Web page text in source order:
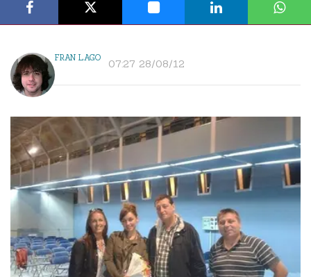
FRAN LAGO 07:27 28/08/12